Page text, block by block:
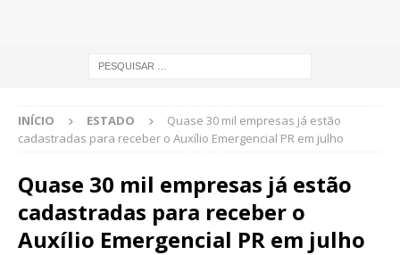
INÍCIO ESTADO
Quase 30 mil empresas já estão
cadastradas para receber o Auxílio Emergencial PR em julho
Quase 30 mil empresas já estão
cadastradas para receber o
Auxílio Emergencial PR em julho